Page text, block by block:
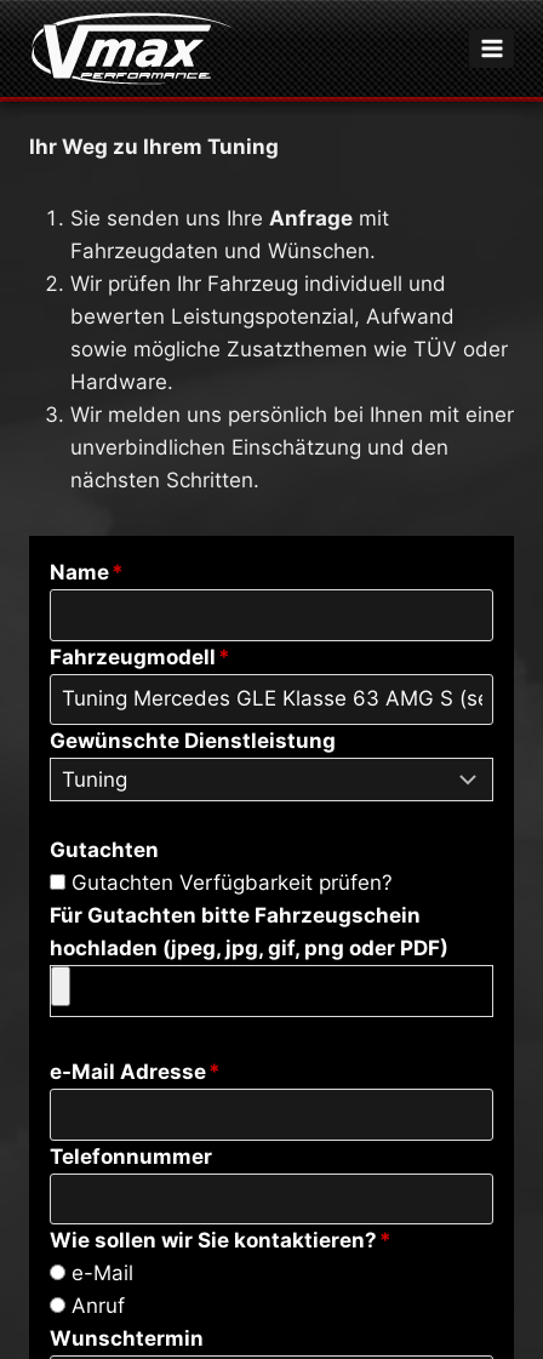
Zum
Inhalt
springen
Ihr Weg zu Ihrem Tuning
Sie senden uns Ihre Anfrage mit
Fahrzeugdaten und Wünschen.
Wir prüfen Ihr Fahrzeug individuell und
bewerten Leistungspotenzial, Aufwand
sowie mögliche Zusatzthemen wie TÜV oder
Hardware.
Wir melden uns persönlich bei Ihnen mit einer
unverbindlichen Einschätzung und den
nächsten Schritten.
Name*
Fahrzeugmodell *
Gewünschte Dienstleistung
Gutachten
Gutachten Verfügbarkeit prüfen?
Für Gutachten bitte Fahrzeugschein
hochladen (jpeg, jpg, gif, png oder PDF)
e-Mail Adresse*
Telefonnummer
Wie sollen wir Sie kontaktieren? *
e-Mail
Anruf
Wunschtermin